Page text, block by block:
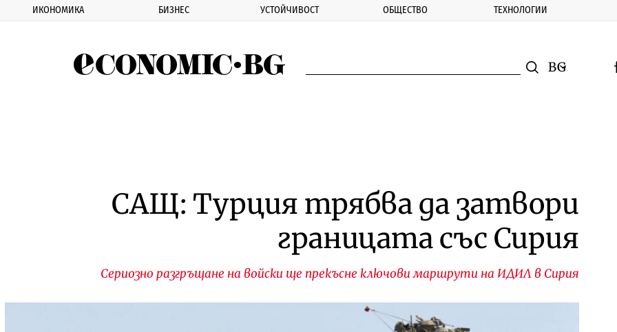
ИКОНОМИКА БИЗНЕС УСТОЙЧИВОСТ ОБЩЕСТВО ТЕХНОЛОГИИ
Смяна на
САЩ: Турция трябва да затвори
границата със Сирия
Сериозно разгръщане на войски ще прекъсне ключови маршрути на ИДИЛ в Сирия